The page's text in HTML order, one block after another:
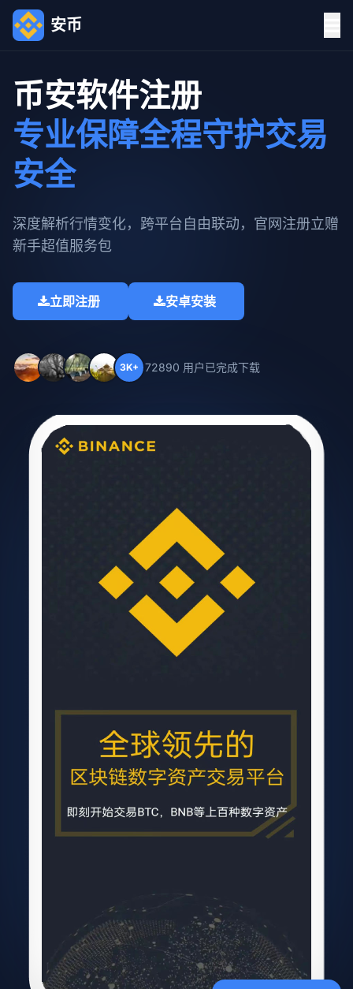
安币
币安软件注册
专业保障全程守护交易
安全
深度解析行情变化，跨平台自由联动，官网注册立赠
新手超值服务包​
立即注册 安卓安装
3K+ 72890 用户已完成下载